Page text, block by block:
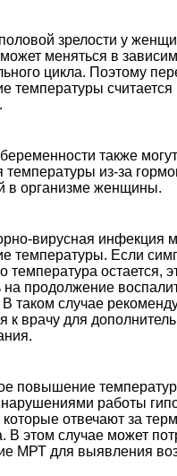
зрелости у
меняться в
цикла. Поэтому
температуры
также
температуры из-за
в организме женщины.
вирусная инфекция
температуры. Если
температура остается,
на продолжение
таком случае
к врачу для
повышение
нарушениями работы
которые отвечают за
В этом случае может
МРТ для выявления